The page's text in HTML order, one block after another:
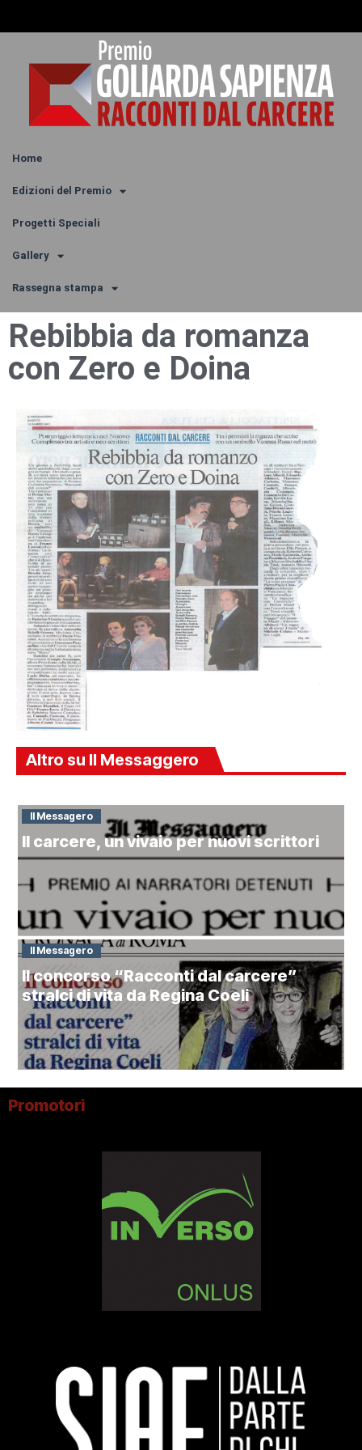
Home
Edizioni del Premio
Progetti Speciali
Gallery
Rassegna stampa
Rebibbia da romanza
con Zero e Doina
Altro su Il Messaggero
Il Messagero
Il carcere, un vivaio per nuovi scrittori
Il Messagero
Il concorso “Racconti dal carcere”
stralci di vita da Regina Coeli
Promotori